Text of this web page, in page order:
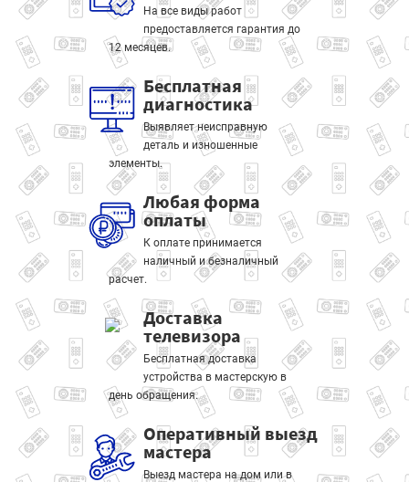
На все виды работ
предоставляется гарантия до
12 месяцев.
Бесплатная
диагностика
Выявляет неисправную
деталь и изношенные
элементы.
Любая форма
оплаты
К оплате принимается
наличный и безналичный
расчет.
Доставка
телевизора
Бесплатная доставка
устройства в мастерскую в
день обращения.
Оперативный выезд
мастера
Выезд мастера на дом или в